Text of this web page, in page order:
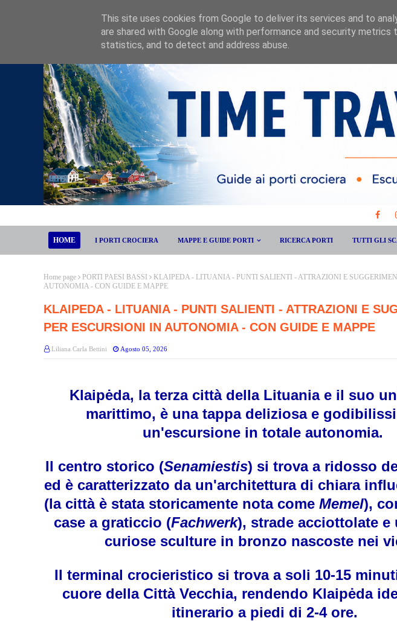
HOME I PORTI CROCIERA MAPPE E GUIDE PORTI RICERCA PORTI TUTTI GLI
Home page PORTI PAESI BASSI
KLAIPEDA - LITUANIA - PUNTI SALIENTI - ATTRAZIONI E
AUTONOMIA - CON GUIDE E MAPPE
KLAIPEDA - LITUANIA - PUNTI SALIENTI - ATTRAZIONI E
PER ESCURSIONI IN AUTONOMIA - CON GUIDE E MAPPE
Liliana Carla Bettini Agosto 05, 2026
Klaipėda, la terza città della Lituania e il suo
marittimo, è una tappa deliziosa e
un'escursione in totale autonomia.
Il centro storico (Senamiestis) si trova a ridosso
ed è caratterizzato da un'architettura di chiara
(la città è stata storicamente nota comeMemel),
case a graticcio (Fachwerk), strade acciottolate e
curiose sculture in bronzo nascoste nei
Il terminal crocieristico si trova a soli 10-15
cuore della Città Vecchia, rendendo Klaipėda
itinerario a piedi di2-4 ore.
This site uses cookies from Google to deliver its services and to
are shared with Google along with performance and security
statistics, and to detect and address abuse.